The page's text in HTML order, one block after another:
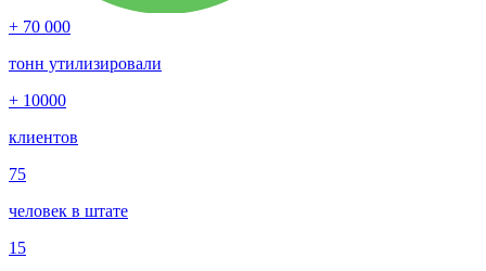
+ 70 000
тонн утилизировали
+ 10000
клиентов
75
человек в штате
15